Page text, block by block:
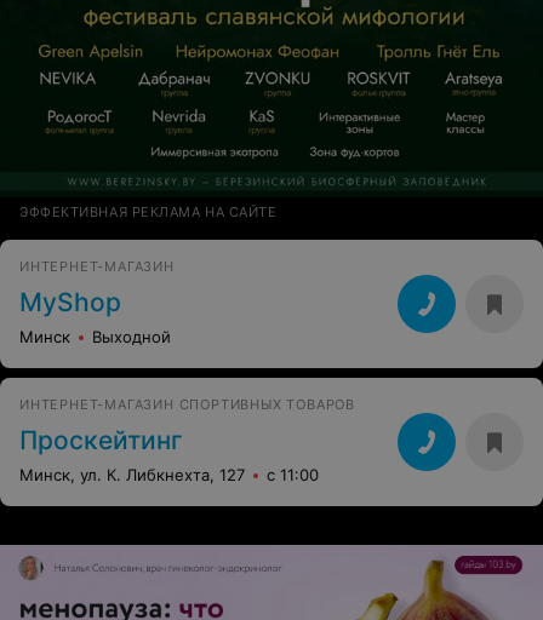
ЭФФЕКТИВНАЯ РЕКЛАМА НА САЙТЕ
ИНТЕРНЕТ-МАГАЗИН
MyShop
Минск Выходной
ИНТЕРНЕТ-МАГАЗИН СПОРТИВНЫХ ТОВАРОВ
Проскейтинг
Минск, ул. К. Либкнехта, 127 с 11:00